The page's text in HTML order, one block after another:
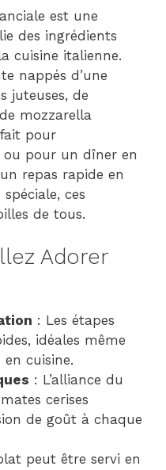
est une
des ingrédients
cuisine italienne.
nappés d’une
juteuses, de
mozzarella
pour
ou pour un dîner en
repas rapide en
ces
de tous.
Adorer
: Les étapes
idéales même
cuisine.
: L’alliance du
cerises
de goût à chaque
peut être servi en